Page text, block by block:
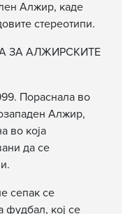
Алжир, каде
стереотипи.
ЗА АЛЖИРСКИТЕ
Пораснала во
Алжир,
во која
да се
сепак се
фудбал, кој се